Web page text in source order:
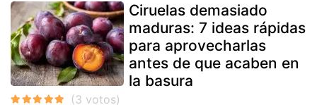
Ciruelas demasiado
maduras: 7 ideas rápidas
para aprovecharlas
antes de que acaben en
la basura